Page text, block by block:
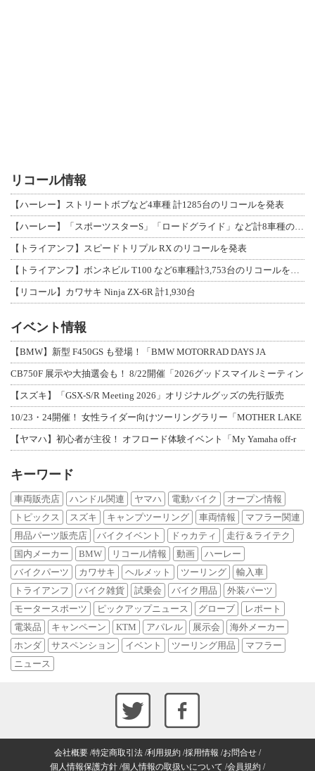
リコール情報
【ハーレー】ストリートボブなど4車種 計1285台のリコールを発表
【ハーレー】「スポーツスターS」「ロードグライド」など計8車種のリコールを発表
【トライアンフ】スピードトリプル RX のリコールを発表
【トライアンフ】ボンネビル T100 など6車種計3,753台のリコールを発表
【リコール】カワサキ Ninja ZX-6R 計1,930台
イベント情報
【BMW】新型 F450GS も登場！「BMW MOTORRAD DAYS JA
CB750F 展示や大抽選会も！ 8/22開催「2026グッドスマイルミーティン
【スズキ】「GSX-S/R Meeting 2026」オリジナルグッズの先行販売
10/23・24開催！ 女性ライダー向けツーリングラリー「MOTHER LAKE
【ヤマハ】初心者が主役！ オフロード体験イベント「My Yamaha off-r
キーワード
車両販売店 ハンドル関連 ヤマハ 電動バイク
オープン情報
トピックス
スズキ キャンプツーリング 車両情報
マフラー関連
用品パーツ販売店
バイクイベント ドゥカティ
走行＆ライテク
国内メーカー
BMW リコール情報 動画
ハーレー
バイクパーツ
カワサキ ヘルメット ツーリング
輸入車
トライアンフ
バイク雑貨 試乗会 バイク用品
外装パーツ
モータースポーツ
ピックアップニュース グローブ
レポート
電装品
キャンペーン KTM アパレル 展示会
海外メーカー
ホンダ
サスペンション イベント ツーリング用品
マフラー
ニュース
会社概要 特定商取引法 利用規約 採用情報 お問合せ
個人情報保護方針 個人情報の取扱いについて 会員規約